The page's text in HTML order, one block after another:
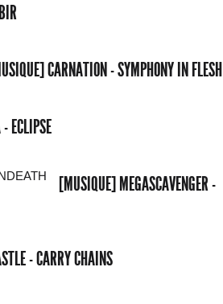
CARNATION - SYMPHONY IN FLESH
ECLIPSE
[MUSIQUE] MEGASCAVENGER -
- CARRY CHAINS